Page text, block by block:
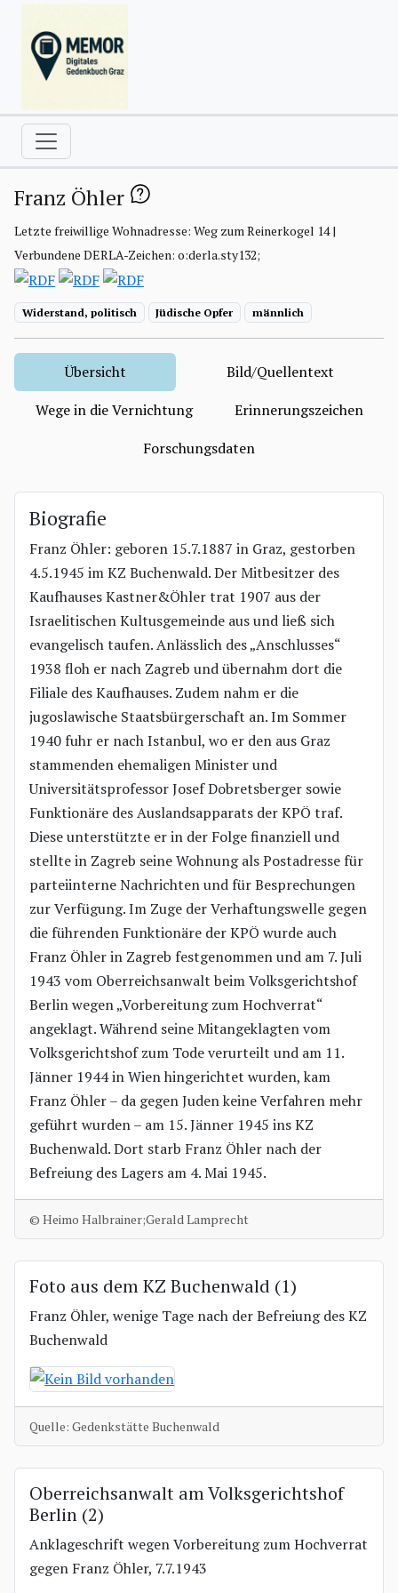
Franz Öhler
Letzte freiwillige Wohnadresse: Weg zum Reinerkogel 14 |
Verbundene DERLA-Zeichen: o:derla.sty132;
Widerstand, politisch Jüdische Opfer männlich
Übersicht
Bild/Quellentext
Wege in die Vernichtung
Erinnerungszeichen
Forschungsdaten
Biografie
Franz Öhler: geboren 15.7.1887 in Graz, gestorben
4.5.1945 im KZ Buchenwald. Der Mitbesitzer des
Kaufhauses Kastner&Öhler trat 1907 aus der
Israelitischen Kultusgemeinde aus und ließ sich
evangelisch taufen. Anlässlich des „Anschlusses“
1938 floh er nach Zagreb und übernahm dort die
Filiale des Kaufhauses. Zudem nahm er die
jugoslawische Staatsbürgerschaft an. Im Sommer
1940 fuhr er nach Istanbul, wo er den aus Graz
stammenden ehemaligen Minister und
Universitätsprofessor Josef Dobretsberger sowie
Funktionäre des Auslandsapparats der KPÖ traf.
Diese unterstützte er in der Folge finanziell und
stellte in Zagreb seine Wohnung als Postadresse für
parteiinterne Nachrichten und für Besprechungen
zur Verfügung. Im Zuge der Verhaftungswelle gegen
die führenden Funktionäre der KPÖ wurde auch
Franz Öhler in Zagreb festgenommen und am 7. Juli
1943 vom Oberreichsanwalt beim Volksgerichtshof
Berlin wegen „Vorbereitung zum Hochverrat“
angeklagt. Während seine Mitangeklagten vom
Volksgerichtshof zum Tode verurteilt und am 11.
Jänner 1944 in Wien hingerichtet wurden, kam
Franz Öhler – da gegen Juden keine Verfahren mehr
geführt wurden – am 15. Jänner 1945 ins KZ
Buchenwald. Dort starb Franz Öhler nach der
Befreiung des Lagers am 4. Mai 1945.
© Heimo Halbrainer;Gerald Lamprecht
Foto aus dem KZ Buchenwald (1)
Franz Öhler, wenige Tage nach der Befreiung des KZ
Buchenwald
Quelle: Gedenkstätte Buchenwald
Oberreichsanwalt am Volksgerichtshof
Berlin (2)
Anklageschrift wegen Vorbereitung zum Hochverrat
gegen Franz Öhler, 7.7.1943